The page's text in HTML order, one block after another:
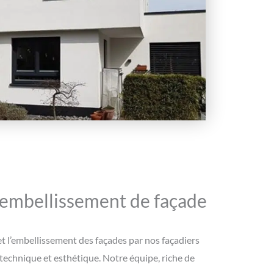
de façade
l’embellissement des façades par nos façadiers
et esthétique. Notre équipe, riche de